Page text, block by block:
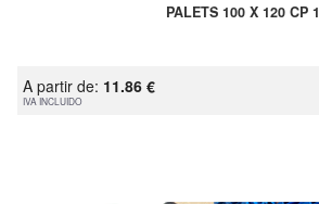
PALETS 100 X 120 CP 1
A partir de: 11.86 €
IVA INCLUIDO